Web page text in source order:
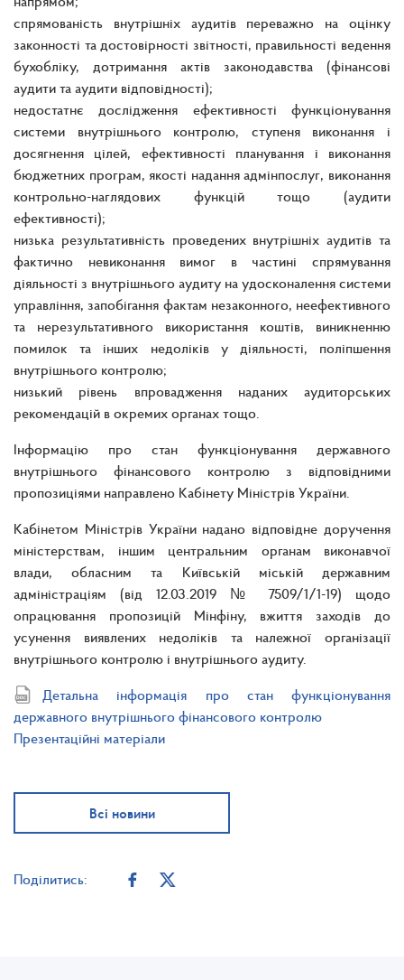
спрямованість внутрішніх аудитів переважно на оцінку
законності та достовірності звітності, правильності ведення
бухобліку, дотримання актів законодавства (фінансові
аудити та аудити відповідності);
недостатнє дослідження ефективності функціонування
системи внутрішнього контролю, ступеня виконання і
досягнення цілей, ефективності планування і виконання
бюджетних програм, якості надання адмінпослуг, виконання
контрольно-наглядових функцій тощо (аудити
ефективності);
низька результативність проведених внутрішніх аудитів та
фактично невиконання вимог в частині спрямування
діяльності з внутрішнього аудиту на удосконалення системи
управління, запобігання фактам незаконного, неефективного
та нерезультативного використання коштів, виникненню
помилок та інших недоліків у діяльності, поліпшення
внутрішнього контролю;
низький рівень впровадження наданих аудиторських
рекомендацій в окремих органах тощо.
Інформацію про стан функціонування державного
внутрішнього фінансового контролю з відповідними
пропозиціями направлено Кабінету Міністрів України.
Кабінетом Міністрів України надано відповідне доручення
міністерствам, іншим центральним органам виконавчої
влади, обласним та Київській міській державним
адміністраціям (від 12.03.2019 № 7509/1/1-19) щодо
опрацювання пропозицій Мінфіну, вжиття заходів до
усунення виявлених недоліків та належної організації
внутрішнього контролю і внутрішнього аудиту.
Детальна інформація про стан функціонування
державного внутрішнього фінансового контролю
Презентаційні матеріали
Всі новини
Поділитись: